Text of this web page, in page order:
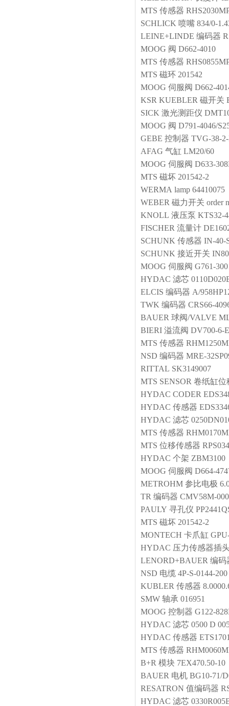
MTS 传感器
SCHLICK 喷嘴 834/0-
LEINE+LINDE 编码器
MOOG 阀 D662-4010
MTS 传感器
MTS 磁环 201542
MOOG 伺服阀 D662-
KSR KUEBLER 磁开关
SICK 激光测距仪
MOOG 阀 D791-4046/
GEBE 控制器 TVG-38-
AFAG 气缸 LM20/60
MOOG 伺服阀 D633-
MTS 磁坏 201542-2
WERMA lamp 64410075
WEBER 磁力开关 order
KNOLL 液压泵 KTS32-
FISCHER 流量计
SCHUNK 传感器 IN-40-
SCHUNK 接近开关
MOOG 伺服阀 G761-
HYDAC 滤芯
ELCIS 编码器 A/
TWK 编码器 CRS66-
BAUER 球阀/VALVE
BIERI 溢流阀 DV700-6-
MTS 传感器
NSD 编码器 MRE-
RITTAL SK3149007
MTS SENSOR 卷纸缸位
HYDAC CODER
HYDAC 传感器
HYDAC 滤芯
MTS 传感器
MTS 位移传感器
HYDAC 个架 ZBM3100
MOOG 伺服阀 D664-
METROHM 参比电极
TR 编码器 CMV58M-
PAULY 寻孔仪
MTS 磁坏 201542-2
MONTECH 卡爪缸
HYDAC 压力传感器插
LENORD+BAUER 编码
NSD 电缆 4P-S-0144-
KUBLER 传感器
SMW 轴承 016951
MOOG 控制器 G122-
HYDAC 滤芯 0500 D
HYDAC 传感器
MTS 传感器
B+R 模块 7EX470.50-10
BAUER 电机 BG10-71/
RESATRON 值编码器
HYDAC 滤芯